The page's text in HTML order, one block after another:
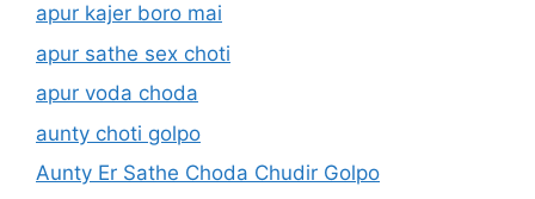
apur kajer boro mai
apur sathe sex choti
apur voda choda
aunty choti golpo
Aunty Er Sathe Choda Chudir Golpo